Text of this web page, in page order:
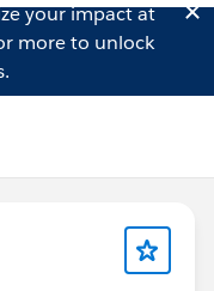
your impact at
more to unlock